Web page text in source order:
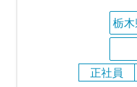
栃
正社員